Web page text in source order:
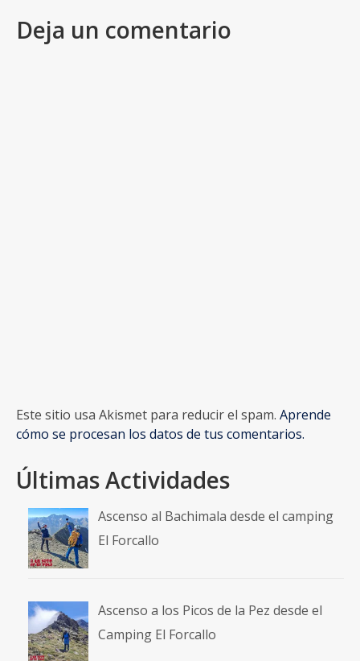
Deja un comentario
Este sitio usa Akismet para reducir el spam. Aprende
cómo se procesan los datos de tus comentarios.
Últimas Actividades
Ascenso al Bachimala desde el camping
El Forcallo
Ascenso a los Picos de la Pez desde el
Camping El Forcallo